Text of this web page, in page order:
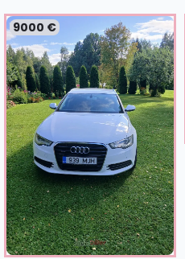
9000 €